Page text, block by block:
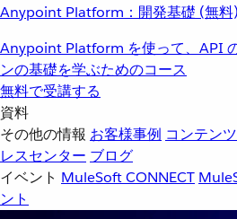
Anypoint Platform：開発基礎 (無料)
Anypoint Platform を使って、API
ンの基礎を学ぶためのコース
無料で受講する
資料
その他の情報 お客様事例 コンテン
レスセンター ブログ
イベント MuleSoft CONNECT
ント